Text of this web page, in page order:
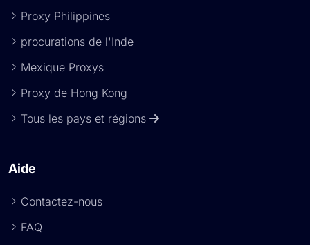
Proxy Philippines
procurations de l'Inde
Mexique Proxys
Proxy de Hong Kong
Tous les pays et régions
Aide
Contactez-nous
FAQ